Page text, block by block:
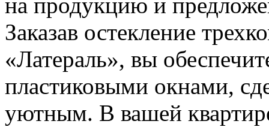
на продукцию и
Заказав остекление
«Латераль», вы
пластиковыми окнами,
уютным. В вашей